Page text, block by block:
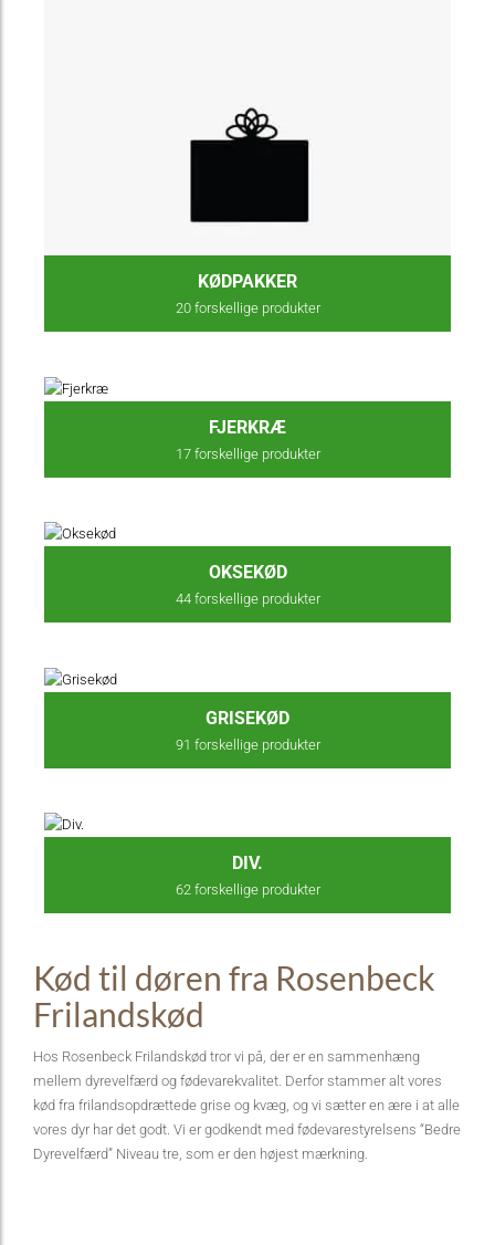
KØDPAKKER
20forskellige produkter
FJERKRÆ
17forskellige produkter
OKSEKØD
44forskellige produkter
GRISEKØD
91 forskellige produkter
DIV.
62forskellige produkter
Kød til døren fra Rosenbeck
Frilandskød
Hos Rosenbeck Frilandskød tror vi på, der er en sammenhæng
mellem dyrevelfærd og fødevarekvalitet. Derfor stammer alt vores
kød fra frilandsopdrættede grise og kvæg, og vi sætter en ære i at alle
vores dyr har det godt. Vi er godkendt med fødevarestyrelsens “Bedre
Dyrevelfærd” Niveau tre, som er den højest mærkning.